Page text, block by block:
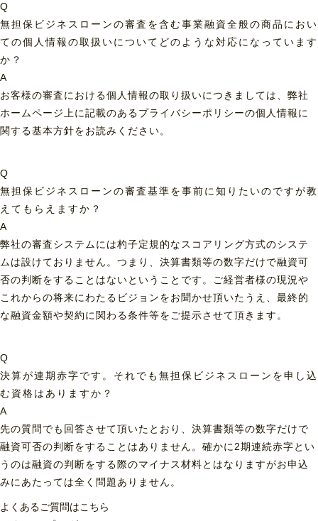
Q
無担保ビジネスローンの審査を含む事業融資全般の商品におい
ての個人情報の取扱いについてどのような対応になっています
か？
A
お客様の審査における個人情報の取り扱いにつきましては、弊社
ホームページ上に記載のあるプライバシーポリシーの個人情報に
関する基本方針をお読みください。
Q
無担保ビジネスローンの審査基準を事前に知りたいのですが教
えてもらえますか？
A
弊社の審査システムには杓子定規的なスコアリング方式のシステ
ムは設けておりません。つまり、決算書類等の数字だけで融資可
否の判断をすることはないということです。ご経営者様の現況や
これからの将来にわたるビジョンをお聞かせ頂いたうえ、最終的
な融資金額や契約に関わる条件等をご提示させて頂きます。
Q
決算が連期赤字です。それでも無担保ビジネスローンを申し込
む資格はありますか？
A
先の質問でも回答させて頂いたとおり、決算書類等の数字だけで
融資可否の判断をすることはありません。確かに2期連続赤字とい
うのは融資の判断をする際のマイナス材料とはなりますがお申込
みにあたっては全く問題ありません。
よくあるご質問はこちら